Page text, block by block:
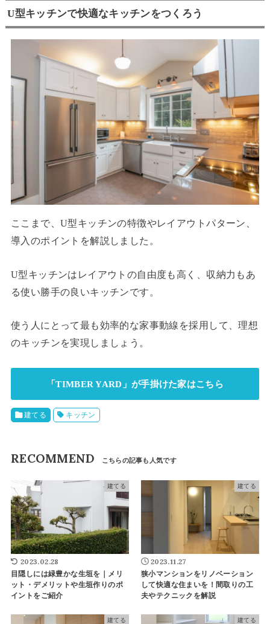
U型キッチンで快適なキッチンをつくろう
ここまで、U型キッチンの特徴やレイアウトパターン、
導入のポイントを解説しました。
U型キッチンはレイアウトの自由度も高く、収納力もあ
る使い勝手の良いキッチンです。
使う人にとって最も効率的な家事動線を採用して、理想
のキッチンを実現しましょう。
「TIMBER YARD」が手掛けた家はこちら
建てる キッチン
RECOMMEND
建てる
2023.02.28
目隠しには緑豊かな生垣を｜メリ
ット・デメリットや生垣作りのポ
イントをご紹介
建てる
2023.11.27
狭小マンションをリノベーション
して快適な住まいを！間取りの工
夫やテクニックを解説
建てる 建てる